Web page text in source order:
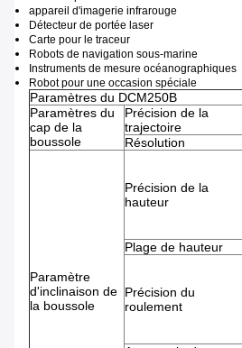
appareil d'imagerie infrarouge
Détecteur de portée laser
Carte pour le traceur
Robots de navigation sous-marine
Instruments de mesure océanographiques
Robot pour une occasion spéciale
Paramètres du DCM250B
Paramètres du
cap de la
boussole
Précision de la
trajectoire
Résolution
Paramètre
d'inclinaison de
la boussole
Précision de la
hauteur
Plage de hauteur
Précision du
roulement